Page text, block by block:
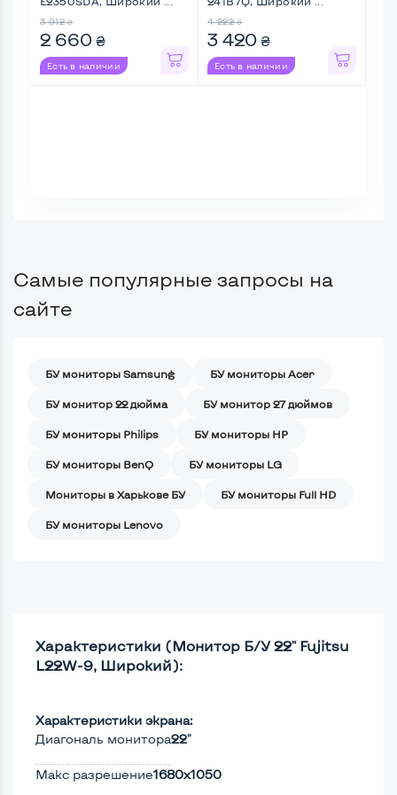
3 912 ₴
2 660 ₴
Есть в наличии
4 222 ₴
3 420 ₴
Есть в наличии
Самые популярные запросы на
сайте
БУ мониторы Samsung БУ мониторы Acer
БУ монитор 22 дюйма БУ монитор 27 дюймов
БУ мониторы Philips БУ мониторы HP
БУ мониторы BenQ БУ мониторы LG
Мониторы в Харькове БУ БУ мониторы Full HD
БУ мониторы Lenovo
Характеристики (Монитор Б/У 22" Fujitsu
L22W-9, Широкий):
Характеристики экрана:
Диагональ монитора22"
Макс разрешение1680x1050